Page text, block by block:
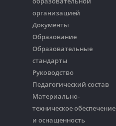
организацией
Документы
Образование
Образовательные
стандарты
Руководство
Педагогический состав
Материально-
техническое обеспечение
и оснащенность